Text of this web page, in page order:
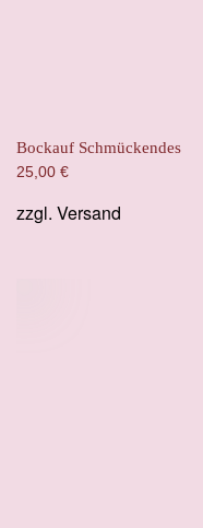
Bockauf Schmückendes
25,00 €
zzgl. Versand